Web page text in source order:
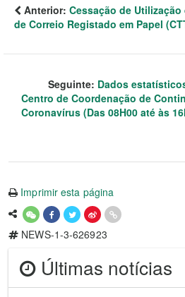
Anterior: Cessação de
de Correio Registado em Papel
Seguinte: Dados
Centro de Coordenação de
Coronavírus (Das 08H00 até às
Imprimir esta página
NEWS-1-3-626923
Últimas notícias